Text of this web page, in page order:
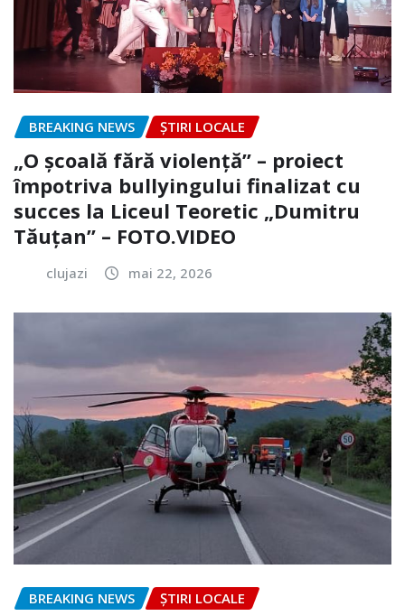
BREAKING NEWS ȘTIRI LOCALE
„O școală fără violență” – proiect
împotriva bullyingului finalizat cu
succes la Liceul Teoretic „Dumitru
Tăuțan” – FOTO.VIDEO
clujazi mai 22, 2026
BREAKING NEWS ȘTIRI LOCALE